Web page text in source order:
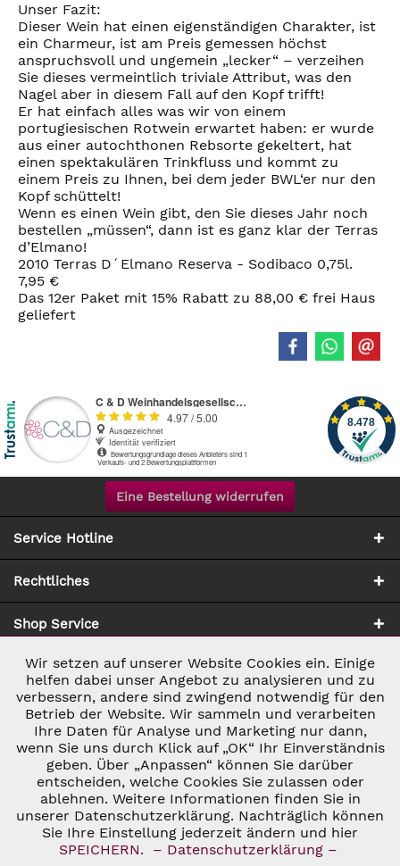
Unser Fazit:
Dieser Wein hat einen eigenständigen Charakter, ist
ein Charmeur, ist am Preis gemessen höchst
anspruchsvoll und ungemein „lecker“ – verzeihen
Sie dieses vermeintlich triviale Attribut, was den
Nagel aber in diesem Fall auf den Kopf trifft!
Er hat einfach alles was wir von einem
portugiesischen Rotwein erwartet haben: er wurde
aus einer autochthonen Rebsorte gekeltert, hat
einen spektakulären Trinkfluss und kommt zu
einem Preis zu Ihnen, bei dem jeder BWL‘er nur den
Kopf schüttelt!
Wenn es einen Wein gibt, den Sie dieses Jahr noch
bestellen „müssen“, dann ist es ganz klar der Terras
d’Elmano!
2010 Terras D´Elmano Reserva - Sodibaco 0,75l.
7,95 €
Das 12er Paket mit 15% Rabatt zu 88,00 € frei Haus
geliefert
Eine Bestellung widerrufen
Service Hotline
Rechtliches
Shop Service
Zahlung & Versand
* ALLE PREISE INKL. GESETZL. UMSATZSTEUER ZZGL.
VERSANDKOSTEN
UND GGF. NACHNAHMEGEBÜHREN, WENN NICHT
ANDERS BESCHRIEBEN
© 2026 C&D WEINHANDEL - ALL RIGHTS RESERVED. THEME BY
THEMEWARE®
Notwendig Aktiv
Marketing Inaktiv
Tracking Inaktiv
Personalisierung Inaktiv
Wir setzen auf unserer Website Cookies ein. Einige
helfen dabei unser Angebot zu analysieren und zu
verbessern, andere sind zwingend notwendig für den
Betrieb der Website. Wir sammeln und verarbeiten
Ihre Daten für Analyse und Marketing nur dann,
wenn Sie uns durch Klick auf „OK“ Ihr Einverständnis
geben. Über „Anpassen“ können Sie darüber
entscheiden, welche Cookies Sie zulassen oder
ablehnen. Weitere Informationen finden Sie in
unserer Datenschutzerklärung. Nachträglich können
Sie Ihre Einstellung jederzeit ändern und hier
SPEICHERN.
– Datenschutzerklärung –